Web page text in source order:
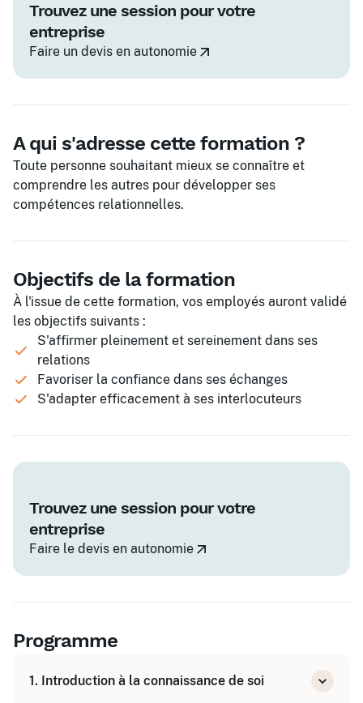
Trouvez une session pour votre
entreprise
Faire un devis en autonomie
A qui s'adresse cette formation ?
Toute personne souhaitant mieux se connaître et
comprendre les autres pour développer ses
compétences relationnelles.
Objectifs de la formation
À l'issue de cette formation, vos employés auront validé
les objectifs suivants :
S'affirmer pleinement et sereinement dans ses
relations
Favoriser la confiance dans ses échanges
S'adapter efficacement à ses interlocuteurs
Trouvez une session pour votre
entreprise
Faire le devis en autonomie
Programme
1. Introduction à la connaissance de soi